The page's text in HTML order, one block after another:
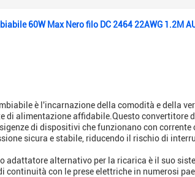
60W Max Nero filo DC 2464 22AWG 1.2M AU
è l'incarnazione della comodità e della
alimentazione affidabile.Questo convertitore
di dispositivi che funzionano con
sicura e stabile, riducendo il rischio di
adattatore alternativo per la ricarica è il suo
con le prese elettriche in numerosi